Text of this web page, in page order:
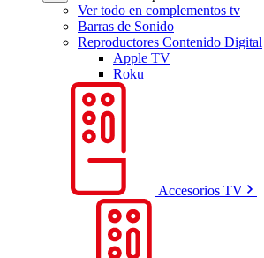
Ver todo en complementos tv
Barras de Sonido
Reproductores Contenido Digital
Apple TV
Roku
Accesorios TV